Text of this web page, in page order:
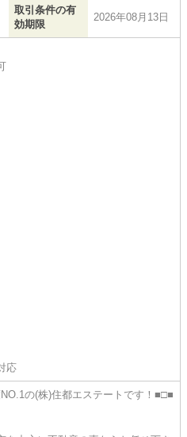
取引条件の有
効期限
2026年08月13日
応
の(株)住都エステートです！■□■